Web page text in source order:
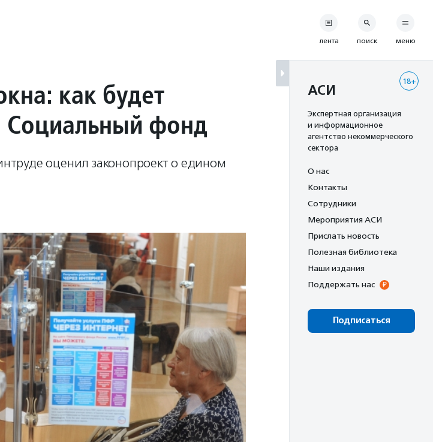
как будет
Социальный фонд
оценил законопроект о едином
лента поиск меню
18+
АСИ
Экспертная организация
и информационное
агентство некоммерческого
сектора
О нас
Контакты
Сотрудники
Мероприятия АСИ
Прислать новость
Полезная библиотека
Наши издания
Поддержать нас
Подписаться